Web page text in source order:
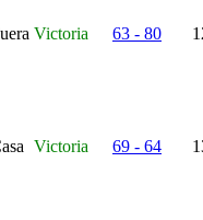
Victoria 63 - 80
Victoria 69 - 64